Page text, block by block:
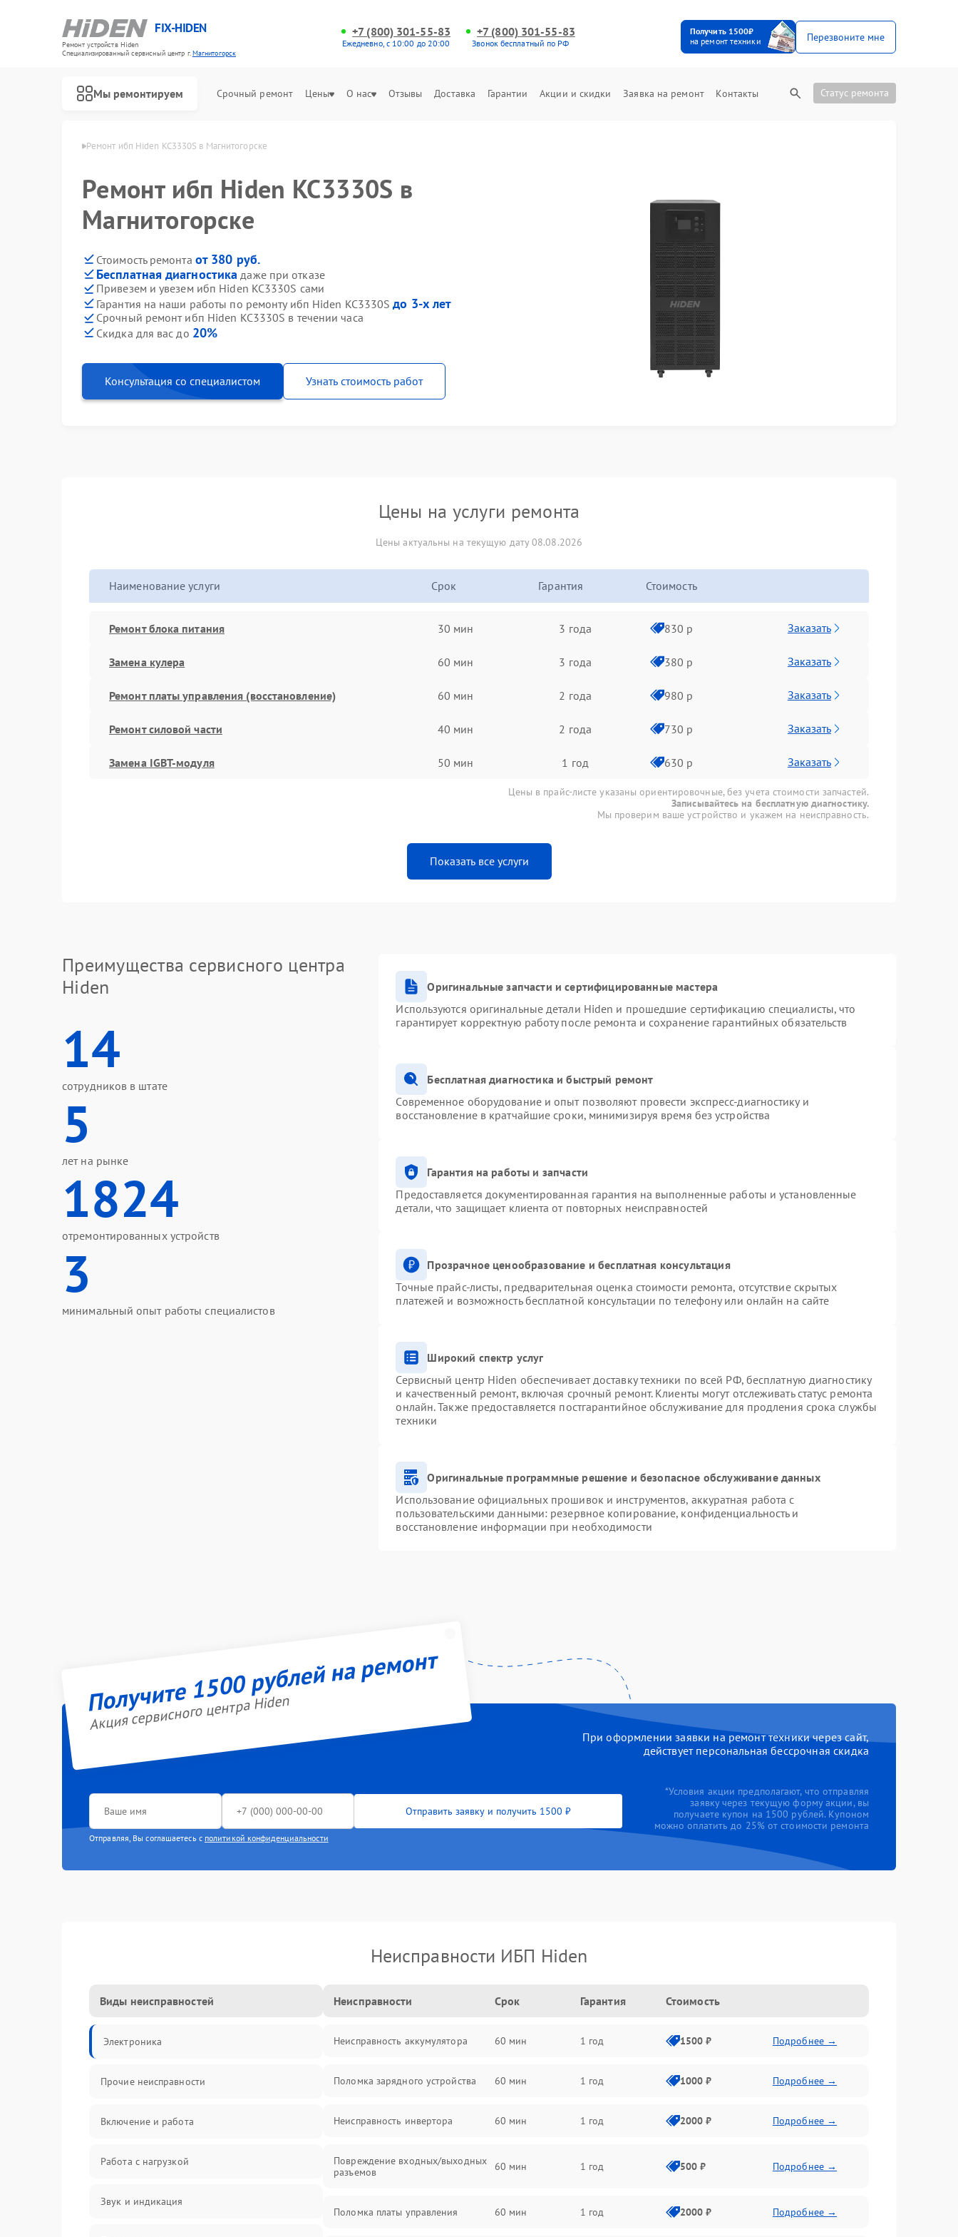
FIX-HIDEN
Ремонт устройств Hiden
Специализированный cервисный центр г.Магнитогорск
+7 (800) 301-55-83
Ежедневно, с 10:00 до 20:00
+7 (800) 301-55-83
Звонок бесплатный по РФ
Получить 1500₽
на ремонт техники
Перезвоните мне
Мы ремонтируем Срочный ремонт Цены О нас Отзывы Доставка Гарантии Акции и скидки Заявка на ремонт Контакты Статус ремонта
Ремонт ибп Hiden KC3330S в Магнитогорске
Ремонт ибп Hiden KC3330S в
Магнитогорске
Стоимость ремонта от 380 руб.
Бесплатная диагностика даже при отказе
Привезем и увезем ибп Hiden KC3330S сами
Гарантия на наши работы по ремонту ибп Hiden KC3330Sдо 3-х лет
Срочный ремонт ибп Hiden KC3330S в течении часа
Скидка для вас до 20%
Консультация со специалистом Узнать стоимость работ
Цены на услуги ремонта
Цены актуальны на текущую дату 08.08.2026
Наименование услуги Срок Гарантия Стоимость
Ремонт блока питания 30 мин 3 года 830 р Заказать
Замена кулера 60 мин 3 года 380 р Заказать
Ремонт платы управления (восстановление) 60 мин 2 года 980 р Заказать
Ремонт силовой части 40 мин 2 года 730 р Заказать
Замена IGBT-модуля 50 мин 1 год 630 р Заказать
Цены в прайс-листе указаны ориентировочные, без учета стоимости запчастей.
Записывайтесь на бесплатную диагностику.
Мы проверим ваше устройство и укажем на неисправность.
Показать все услуги
Преимущества сервисного центра
Hiden
14
сотрудников в штате
5
лет на рынке
1824
отремонтированных устройств
3
минимальный опыт работы специалистов
Оригинальные запчасти и сертифицированные мастера
Используются оригинальные детали Hiden и прошедшие сертификацию специалисты, что
гарантирует корректную работу после ремонта и сохранение гарантийных обязательств
Бесплатная диагностика и быстрый ремонт
Современное оборудование и опыт позволяют провести экспресс-диагностику и
восстановление в кратчайшие сроки, минимизируя время без устройства
Гарантия на работы и запчасти
Предоставляется документированная гарантия на выполненные работы и установленные
детали, что защищает клиента от повторных неисправностей
Прозрачное ценообразование и бесплатная консультация
Точные прайс-листы, предварительная оценка стоимости ремонта, отсутствие скрытых
платежей и возможность бесплатной консультации по телефону или онлайн на сайте
Широкий спектр услуг
Сервисный центр Hiden обеспечивает доставку техники по всей РФ, бесплатную диагностику
и качественный ремонт, включая срочный ремонт. Клиенты могут отслеживать статус ремонта
онлайн. Также предоставляется постгарантийное обслуживание для продления срока службы
техники
Оригинальные программные решение и безопасное обслуживание данных
Использование официальных прошивок и инструментов, аккуратная работа с
пользовательскими данными: резервное копирование, конфиденциальность и
восстановление информации при необходимости
Получите 1500 рублей на ремонт
Акция сервисного центра Hiden
При оформлении заявки на ремонт техники через сайт,
действует персональная бессрочная скидка
Отправить заявку и получить 1500 ₽
Отправляя, Вы соглашаетесь с политикой конфиденциальности
*Условия акции предполагают, что отправляя
заявку через текущую форму акции, вы
получаете купон на 1500 рублей. Купоном
можно оплатить до 25% от стоимости ремонта
Неисправности ИБП Hiden
Виды неисправностей
Электроника
Прочие неисправности
Включение и работа
Работа с нагрузкой
Звук и индикация
Неисправности Срок Гарантия Стоимость
Неисправность аккумулятора 60 мин 1 год 1500 ₽ Подробнее →
Поломка зарядного устройства 60 мин 1 год 1000 ₽ Подробнее →
Неисправность инвертора 60 мин 1 год 2000 ₽ Подробнее →
Повреждение входных/выходных
разъемов
60 мин 1 год 500 ₽ Подробнее →
Поломка платы управления 60 мин 1 год 2000 ₽ Подробнее →